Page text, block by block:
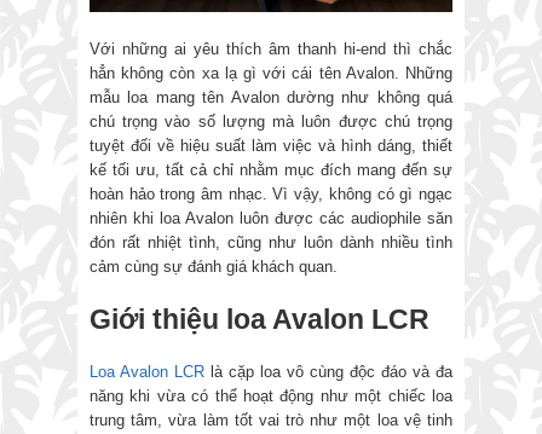
Với những ai yêu thích âm thanh hi-end thì chắc
hẳn không còn xa lạ gì với cái tên Avalon. Những
mẫu loa mang tên Avalon dường như không quá
chú trọng vào số lượng mà luôn được chú trọng
tuyệt đối về hiệu suất làm việc và hình dáng, thiết
kế tối ưu, tất cả chỉ nhằm mục đích mang đến sự
hoàn hảo trong âm nhạc. Vì vậy, không có gì ngạc
nhiên khi loa Avalon luôn được các audiophile săn
đón rất nhiệt tình, cũng như luôn dành nhiều tình
cảm cùng sự đánh giá khách quan.
Giới thiệu loa Avalon LCR
Loa Avalon LCR là cặp loa vô cùng độc đáo và đa
năng khi vừa có thể hoạt động như một chiếc loa
trung tâm, vừa làm tốt vai trò như một loa vệ tinh